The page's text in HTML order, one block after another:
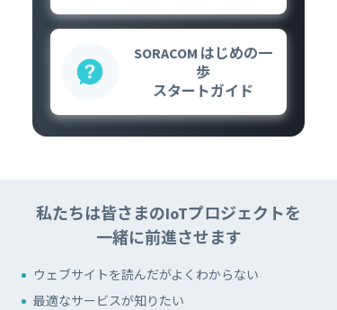
SORACOM はじめの一
歩
スタートガイド
私たちは皆さまのIoTプロジェクトを
一緒に前進させます
ウェブサイトを読んだがよくわからない
最適なサービスが知りたい